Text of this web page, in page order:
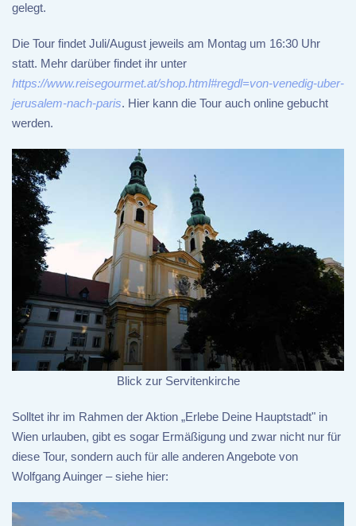
gelegt.
Die Tour findet Juli/August jeweils am Montag um 16:30 Uhr
statt. Mehr darüber findet ihr unter
https://www.reisegourmet.at/shop.html#regdl=von-venedig-uber-
jerusalem-nach-paris. Hier kann die Tour auch online gebucht
werden.
Blick zur Servitenkirche
Solltet ihr im Rahmen der Aktion „Erlebe Deine Hauptstadt" in
Wien urlauben, gibt es sogar Ermäßigung und zwar nicht nur für
diese Tour, sondern auch für alle anderen Angebote von
Wolfgang Auinger – siehe hier: